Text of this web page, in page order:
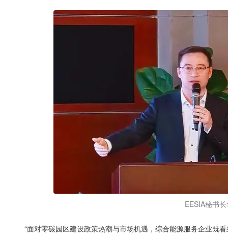
EESIA秘书
“面对零碳园区建设政策热潮与市场机遇，综合能源服务企业既